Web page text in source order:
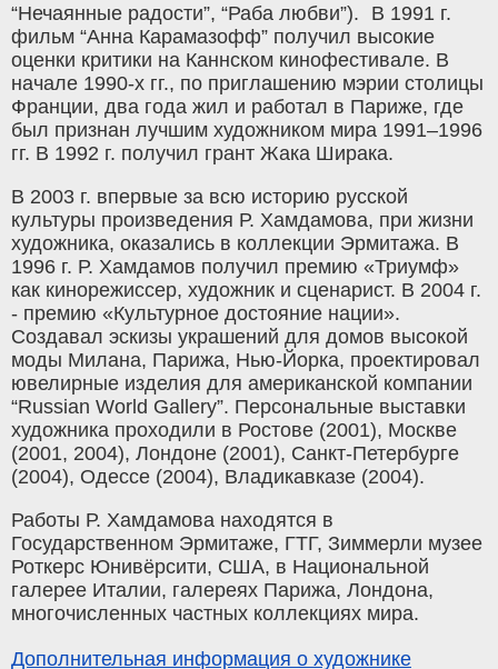
“Нечаянные радости”, “Раба любви”). В 1991 г.
фильм “Анна Карамазофф” получил высокие
оценки критики на Каннском кинофестивале. В
начале 1990-х гг., по приглашению мэрии столицы
Франции, два года жил и работал в Париже, где
был признан лучшим художником мира 1991–1996
гг. В 1992 г. получил грант Жака Ширака.
В 2003 г. впервые за всю историю русской
культуры произведения Р. Хамдамова, при жизни
художника, оказались в коллекции Эрмитажа. В
1996 г. Р. Хамдамов получил премию «Триумф»
как кинорежиссер, художник и сценарист. В 2004 г.
- премию «Культурное достояние нации».
Создавал эскизы украшений для домов высокой
моды Милана, Парижа, Нью-Йорка, проектировал
ювелирные изделия для американской компании
“Russian World Gallery”. Персональные выставки
художника проходили в Ростове (2001), Москве
(2001, 2004), Лондоне (2001), Санкт-Петербурге
(2004), Одессе (2004), Владикавказе (2004).
Работы Р. Хамдамова находятся в
Государственном Эрмитаже, ГТГ, Зиммерли музее
Роткерс Юнивёрсити, США, в Национальной
галерее Италии, галереях Парижа, Лондона,
многочисленных частных коллекциях мира.
Дополнительная информация о художнике